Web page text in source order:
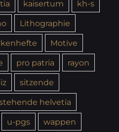
kaisertum
kh-s
Lithographie
Motive
pro patria
rayon
sitzende
helvetia
u-pgs
wappen